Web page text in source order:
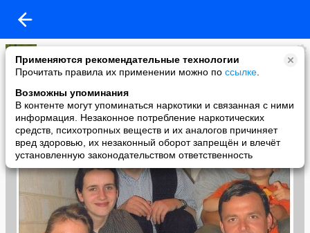
Применяются рекомендательные технологии
Прочитать правила их применении можно по ссылке
Возможны упоминания
В контенте могут упоминаться наркотики и связанная с ними
информация. Незаконное потребление наркотических
средств, психотропных веществ и их аналогов причиняет
вред здоровью, их незаконный оборот запрещён и влечёт
установленную законодательством ответственность
Leonov
added a photo
26 Jul в 14:58